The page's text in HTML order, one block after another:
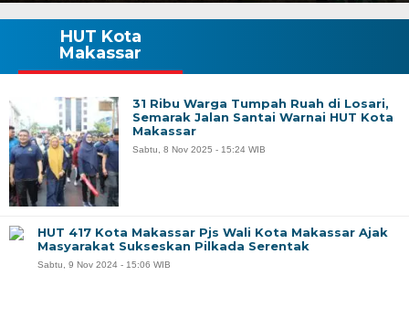
HUT Kota
Makassar
31 Ribu Warga Tumpah Ruah di Losari,
Semarak Jalan Santai Warnai HUT Kota
Makassar
Sabtu, 8 Nov 2025 - 15:24 WIB
HUT 417 Kota Makassar Pjs Wali Kota Makassar Ajak
Masyarakat Sukseskan Pilkada Serentak
Sabtu, 9 Nov 2024 - 15:06 WIB